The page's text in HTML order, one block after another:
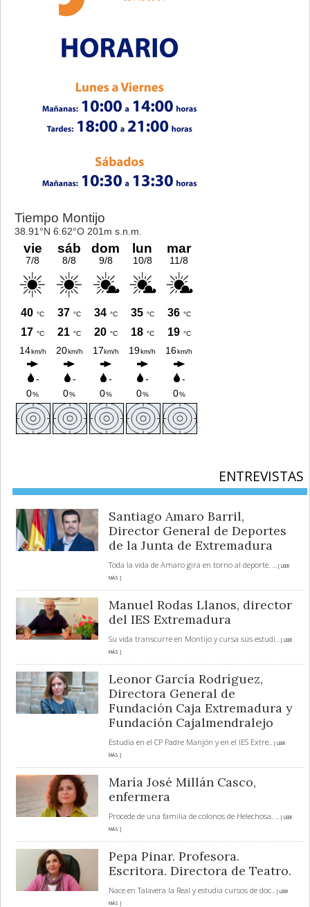
ENTREVISTAS
Santiago Amaro Barril,
Director General de Deportes
de la Junta de Extremadura
Toda la vida de Amaro gira en torno al deporte.
... [ LEER
MÁS ]
Manuel Rodas Llanos, director
del IES Extremadura
Su vida transcurre en Montijo y cursa sus estudi... [ LEER
MÁS ]
Leonor García Rodríguez,
Directora General de
Fundación Caja Extremadura y
Fundación Cajalmendralejo
Estudia en el CP Padre Manjón y en el IES Extre... [ LEER
MÁS ]
María José Millán Casco,
enfermera
Procede de una familia de colonos de Helechosa.
... [ LEER
MÁS ]
Pepa Pinar. Profesora.
Escritora. Directora de Teatro.
Nace en Talavera la Real y estudia cursos de doc... [ LEER
MÁS ]